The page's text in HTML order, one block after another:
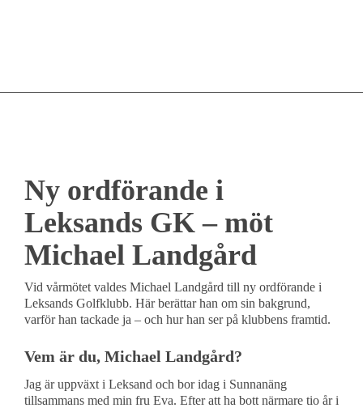
Ny ordförande i
Leksands GK – möt
Michael Landgård
Vid vårmötet valdes Michael Landgård till ny ordförande i
Leksands Golfklubb. Här berättar han om sin bakgrund,
varför han tackade ja – och hur han ser på klubbens framtid.
Vem är du, Michael Landgård?
Jag är uppväxt i Leksand och bor idag i Sunnanäng
tillsammans med min fru Eva. Efter att ha bott närmare tio år i